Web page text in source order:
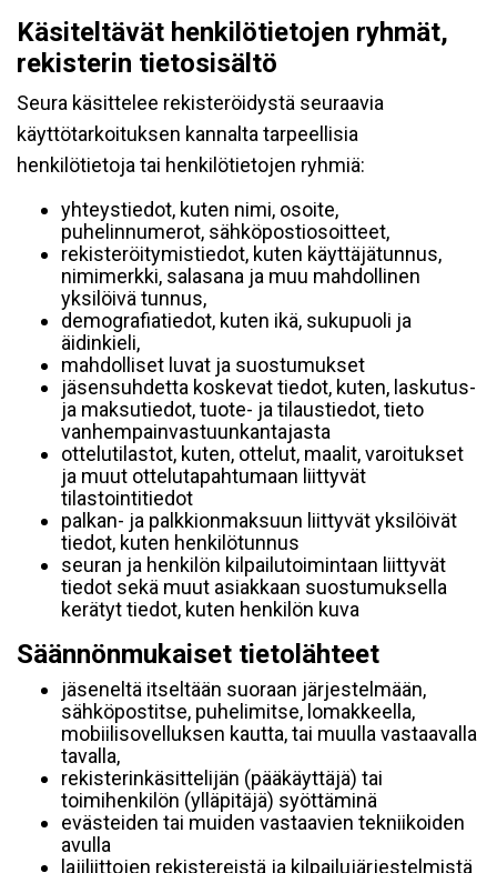
Käsiteltävät henkilötietojen ryhmät,
rekisterin tietosisältö
Seura käsittelee rekisteröidystä seuraavia
käyttötarkoituksen kannalta tarpeellisia
henkilötietoja tai henkilötietojen ryhmiä:
yhteystiedot, kuten nimi, osoite,
puhelinnumerot, sähköpostiosoitteet,
rekisteröitymistiedot, kuten käyttäjätunnus,
nimimerkki, salasana ja muu mahdollinen
yksilöivä tunnus,
demografiatiedot, kuten ikä, sukupuoli ja
äidinkieli,
mahdolliset luvat ja suostumukset
jäsensuhdetta koskevat tiedot, kuten, laskutus-
ja maksutiedot, tuote- ja tilaustiedot, tieto
vanhempainvastuunkantajasta
ottelutilastot, kuten, ottelut, maalit, varoitukset
ja muut ottelutapahtumaan liittyvät
tilastointitiedot
palkan- ja palkkionmaksuun liittyvät yksilöivät
tiedot, kuten henkilötunnus
seuran ja henkilön kilpailutoimintaan liittyvät
tiedot sekä muut asiakkaan suostumuksella
kerätyt tiedot, kuten henkilön kuva
Säännönmukaiset tietolähteet
jäseneltä itseltään suoraan järjestelmään,
sähköpostitse, puhelimitse, lomakkeella,
mobiilisovelluksen kautta, tai muulla vastaavalla
tavalla,
rekisterinkäsittelijän (pääkäyttäjä) tai
toimihenkilön (ylläpitäjä) syöttäminä
evästeiden tai muiden vastaavien tekniikoiden
avulla
lajiliittojen rekistereistä ja kilpailujärjestelmistä